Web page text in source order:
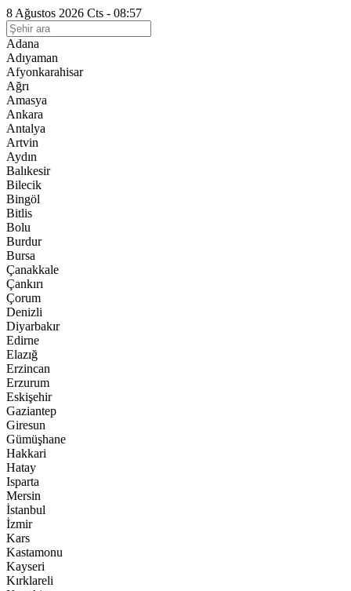
8 Ağustos 2026 Cts - 08:57
Adana
Adıyaman
Afyonkarahisar
Ağrı
Amasya
Ankara
Antalya
Artvin
Aydın
Balıkesir
Bilecik
Bingöl
Bitlis
Bolu
Burdur
Bursa
Çanakkale
Çankırı
Çorum
Denizli
Diyarbakır
Edirne
Elazığ
Erzincan
Erzurum
Eskişehir
Gaziantep
Giresun
Gümüşhane
Hakkari
Hatay
Isparta
Mersin
İstanbul
İzmir
Kars
Kastamonu
Kayseri
Kırklareli